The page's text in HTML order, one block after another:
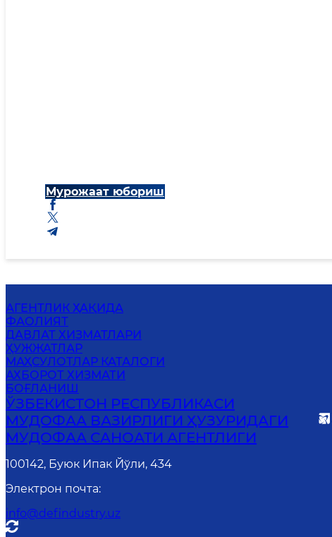
Мурожаат юбориш
АГЕНТЛИК ҲАҚИДА
ФАОЛИЯТ
ДАВЛАТ ХИЗМАТЛАРИ
ҲУЖЖАТЛАР
МАҲСУЛОТЛАР КАТАЛОГИ
АХБОРОТ ХИЗМАТИ
БОҒЛАНИШ
ЎЗБЕКИСТОН РЕСПУБЛИКАСИ
МУДОФАА ВАЗИРЛИГИ ҲУЗУРИДАГИ
МУДОФАА САНОАТИ АГЕНТЛИГИ
100142, Буюк Ипак Йўли, 434
Электрон почта:
info@defindustry.uz